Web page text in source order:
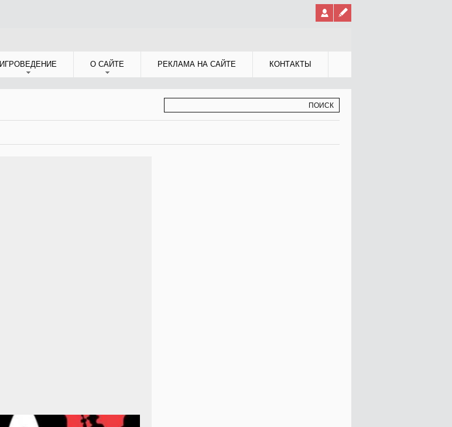
ИГРОВЕДЕНИЕ О САЙТЕ РЕКЛАМА НА САЙТЕ КОНТАКТЫ